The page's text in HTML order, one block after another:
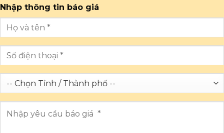
Nhập thông tin báo giá